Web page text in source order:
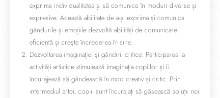
exprime individualitatea și să comunice în moduri diverse și
expresive. Această abilitate de a-și exprima și comunica
gândurile și emoțiile dezvoltă abilități de comunicare
eficientă și crește încrederea în sine.
Dezvoltarea imaginației și gândirii critice: Participarea la
activități artistice stimulează imaginația copiilor și îi
încurajează să gândească în mod creativ și critic. Prin
intermediul artei, copiii sunt încurajați să găsească soluții noi